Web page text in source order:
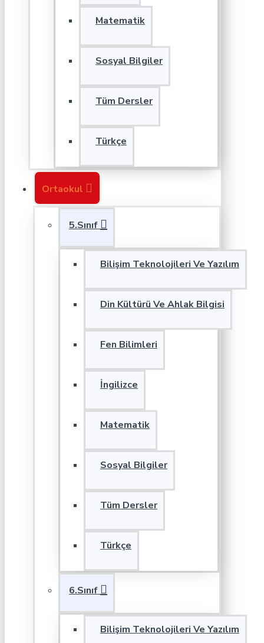
Matematik
Sosyal Bilgiler
Tüm Dersler
Türkçe
Ortaokul
5.Sınıf
Bilişim Teknolojileri Ve Yazılım
Din Kültürü Ve Ahlak Bilgisi
Fen Bilimleri
İngilizce
Matematik
Sosyal Bilgiler
Tüm Dersler
Türkçe
6.Sınıf
Bilişim Teknolojileri Ve Yazılım